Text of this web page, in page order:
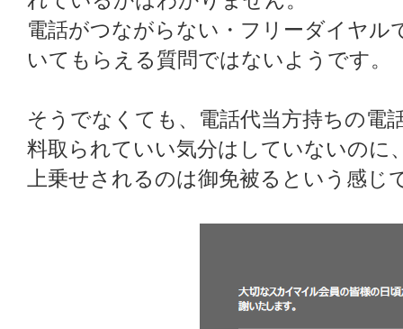
電話がつながらない・フリーダイヤル
いてもらえる質問ではないようです。
そうでなくても、電話代当方持ちの電
料取られていい気分はしていないのに
上乗せされるのは御免被るという感じ